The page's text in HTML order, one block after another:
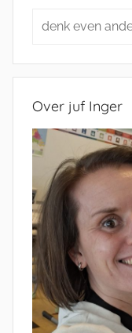
Zoeken
Over juf Inger